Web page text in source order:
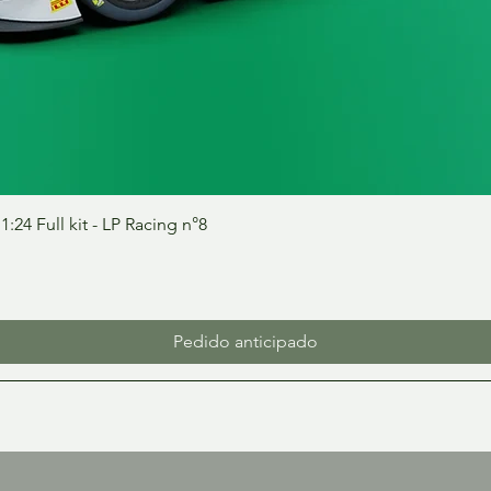
Vista rápida
Full kit - LP Racing n°8
Pedido anticipado